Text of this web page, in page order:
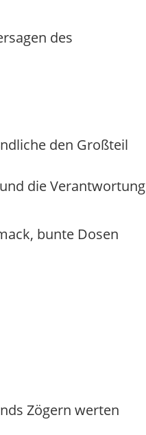
des
den Großteil
die Verantwortung
bunte Dosen
Zögern werten